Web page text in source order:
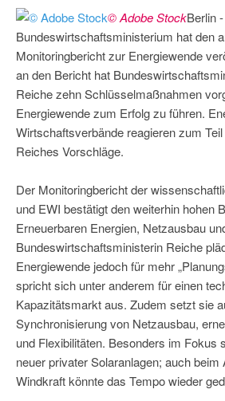
© Adobe StockBerlin
Bundeswirtschaftsministerium hat den
Monitoringbericht zur Energiewende
an den Bericht hat
Reiche zehn Schlüsselmaßnahmen
Energiewende zum Erfolg zu führen.
Wirtschaftsverbände reagieren zum
Reiches Vorschläge.
Der Monitoringbericht der
und EWI bestätigt den weiterhin hohen
Erneuerbaren Energien, Netzausbau
Bundeswirtschaftsministerin Reiche
Energiewende jedoch für mehr
spricht sich unter anderem für einen
Kapazitätsmarkt aus. Zudem setzt sie
Synchronisierung von Netzausbau,
und Flexibilitäten. Besonders im Fokus
neuer privater Solaranlagen; auch
Windkraft könnte das Tempo wieder